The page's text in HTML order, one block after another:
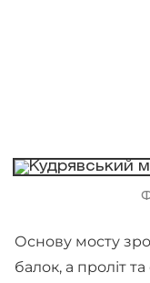
Основу мосту
балок, а проліт